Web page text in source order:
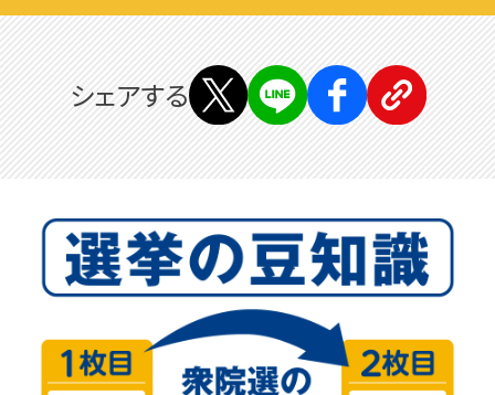
シェアする